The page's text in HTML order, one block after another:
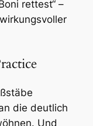
rettest“ –
die deutlich
Und